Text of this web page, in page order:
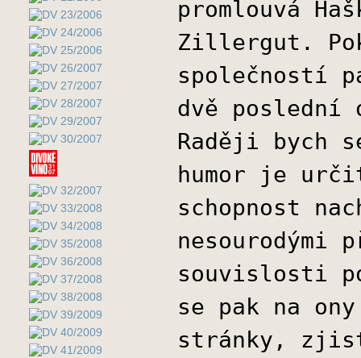
promlouvá
Zillergut.
společností
dvě poslední
Raději bych
humor je
schopnost
souvislosti
se pak na
stránky,